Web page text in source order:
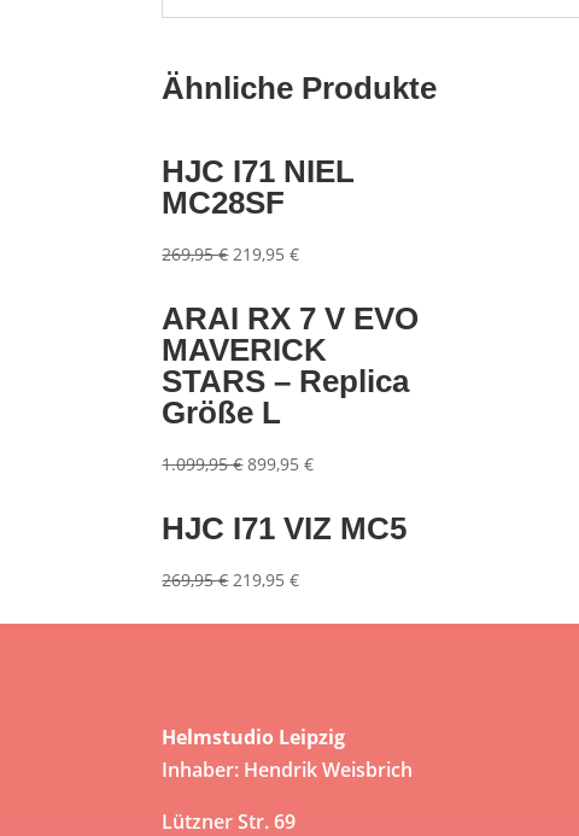
Ähnliche Produkte
HJC I71 NIEL
MC28SF
269,95€ Ursprünglicher
war:
269,95 €
219,95€Aktueller
ist:
219,95 €.
ARAI RX 7 V EVO
MAVERICK
STARS – Replica
Größe L
1.099,95€ Ursprünglicher
war:
1.099,95 €
899,95€Aktueller
ist:
899,95 €.
HJC I71 VIZ MC5
269,95€ Ursprünglicher
war:
219,95€Aktueller
ist:
Helmstudio Leipzig
Inhaber: Hendrik Weisbrich
Lützner Str. 69